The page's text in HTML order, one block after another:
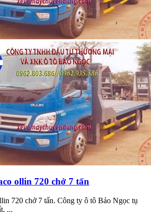
ollin 720 chở 7 tấn
720 chở 7 tấn. Công ty ô tô Bảo Ngọc tụ
...